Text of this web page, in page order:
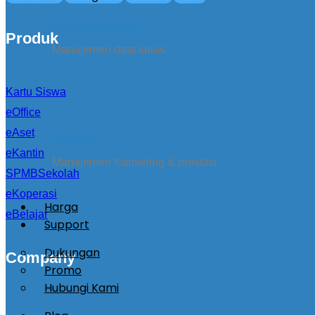
Manajemen data kelas
Manajemen Konseling & prestasi
Harga
Support
Dukungan
Promo
Hubungi Kami
Produk
Kartu Siswa
eOffice
eAset
eKantin
SPMBSekolah
eKoperasi
eBelajar
Company